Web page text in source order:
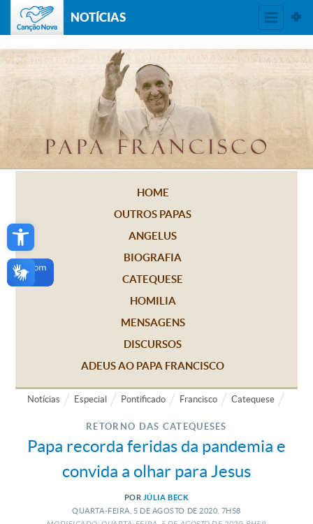
Open toolbar
NOTÍCIAS
HOME
OUTROS PAPAS
ANGELUS
BIOGRAFIA
CATEQUESE
HOMILIA
MENSAGENS
DISCURSOS
ADEUS AO PAPA FRANCISCO
Notícias Especial Pontificado Francisco Catequese
RETORNO DAS CATEQUESES
Papa recorda feridas da pandemia e
convida a olhar para Jesus
POR JÚLIA BECK
QUARTA-FEIRA, 5 DE AGOSTO DE 2020, 7H58